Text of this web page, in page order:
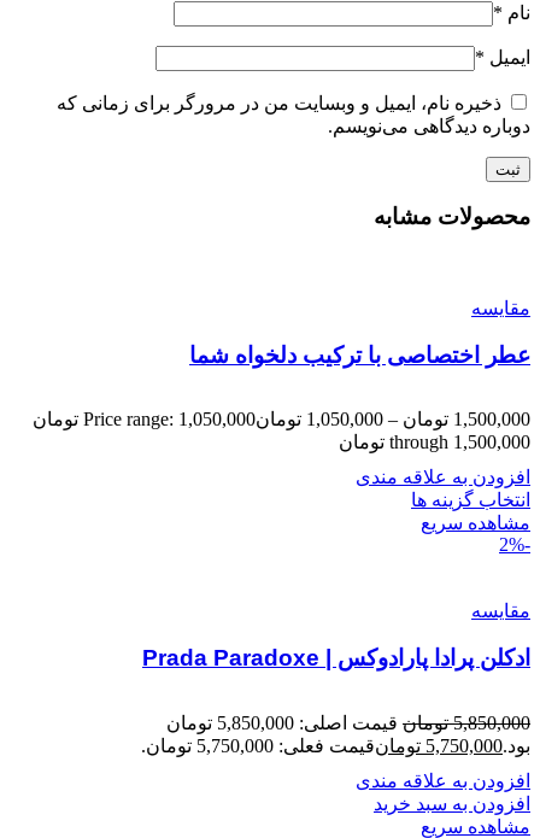
نام *
ایمیل *
ذخیره نام، ایمیل و وبسایت من در مرورگر برای زمانی که
دوباره دیدگاهی می‌نویسم.
محصولات مشابه
مقایسه
عطر اختصاصی با ترکیب دلخواه شما
1,500,000 تومان –
1,050,000 تومان
Price range: 1,050,000 تومان
through 1,500,000 تومان
افزودن به علاقه مندی
انتخاب گزینه ها
مشاهده سریع
-2%
مقایسه
ادکلن پرادا پارادوکس | Prada Paradoxe
5,850,000 تومان
قیمت اصلی: 5,850,000 تومان
بود.5,750,000 تومانقیمت فعلی: 5,750,000 تومان.
افزودن به علاقه مندی
افزودن به سبد خرید
مشاهده سریع